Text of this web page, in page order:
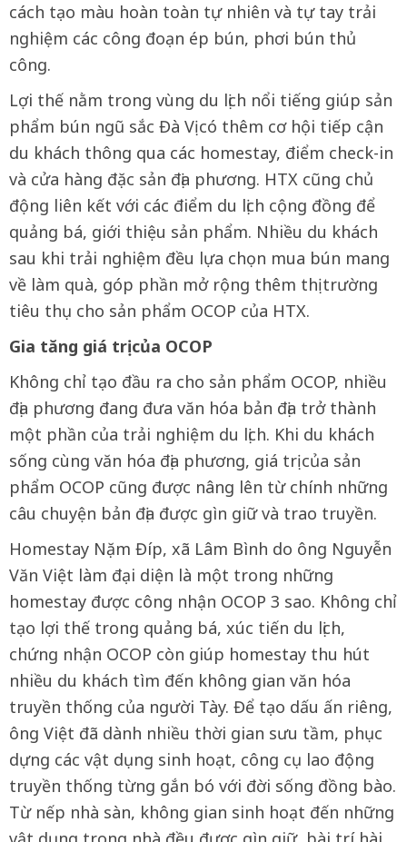
cách tạo màu hoàn toàn tự nhiên và tự tay trải
nghiệm các công đoạn ép bún, phơi bún thủ
công.
Lợi thế nằm trong vùng du lịch nổi tiếng giúp sản
phẩm bún ngũ sắc Đà Vị có thêm cơ hội tiếp cận
du khách thông qua các homestay, điểm check-in
và cửa hàng đặc sản địa phương. HTX cũng chủ
động liên kết với các điểm du lịch cộng đồng để
quảng bá, giới thiệu sản phẩm. Nhiều du khách
sau khi trải nghiệm đều lựa chọn mua bún mang
về làm quà, góp phần mở rộng thêm thị trường
tiêu thụ cho sản phẩm OCOP của HTX.
Gia tăng giá trị của OCOP
Không chỉ tạo đầu ra cho sản phẩm OCOP, nhiều
địa phương đang đưa văn hóa bản địa trở thành
một phần của trải nghiệm du lịch. Khi du khách
sống cùng văn hóa địa phương, giá trị của sản
phẩm OCOP cũng được nâng lên từ chính những
câu chuyện bản địa được gìn giữ và trao truyền.
Homestay Nặm Đíp, xã Lâm Bình do ông Nguyễn
Văn Việt làm đại diện là một trong những
homestay được công nhận OCOP 3 sao. Không chỉ
tạo lợi thế trong quảng bá, xúc tiến du lịch,
chứng nhận OCOP còn giúp homestay thu hút
nhiều du khách tìm đến không gian văn hóa
truyền thống của người Tày. Để tạo dấu ấn riêng,
ông Việt đã dành nhiều thời gian sưu tầm, phục
dựng các vật dụng sinh hoạt, công cụ lao động
truyền thống từng gắn bó với đời sống đồng bào.
Từ nếp nhà sàn, không gian sinh hoạt đến những